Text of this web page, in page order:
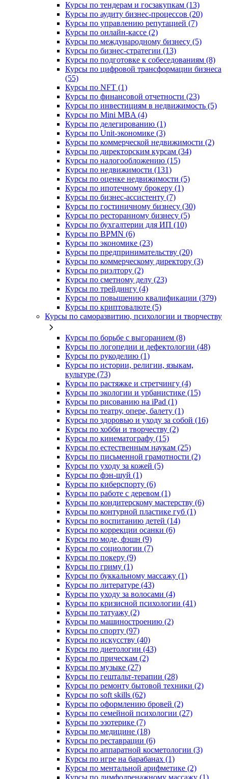
Курсы по тендерам и госзакупкам (13)
Курсы по аудиту бизнес-процессов (20)
Курсы по управлению репутацией (7)
Курсы по онлайн-кассе (2)
Курсы по международному бизнесу (5)
Курсы по бизнес-стратегии (13)
Курсы по подготовке к собеседованиям (8)
Курсы по цифровой трансформации бизнеса
(55)
Курсы по NFT (1)
Курсы по финансовой отчетности (23)
Курсы по инвестициям в недвижимость (5)
Курсы по Mini MBA (4)
Курсы по делегированию (1)
Курсы по Unit-экономике (3)
Курсы по коммерческой недвижимости (2)
Курсы по директорским курсам (34)
Курсы по налогообложению (15)
Курсы по недвижимости (131)
Курсы по оценке недвижимости (5)
Курсы по ипотечному брокеру (1)
Курсы по бизнес-ассистенту (7)
Курсы по гостиничному бизнесу (30)
Курсы по ресторанному бизнесу (5)
Курсы по бухгалтерии для ИП (10)
Курсы по BPMN (6)
Курсы по экономике (23)
Курсы по предпринимательству (20)
Курсы по коммерческому директору (3)
Курсы по риэлтору (2)
Курсы по сметному делу (23)
Курсы по трейдингу (4)
Курсы по повышению квалификации (379)
Курсы по криптовалюте (5)
Курсы по саморазвитию, психологии и творчеству
Курсы по борьбе с выгоранием (8)
Курсы по логопедии и дефектологии (48)
Курсы по рукоделию (1)
Курсы по истории, религии, языкам,
культуре (73)
Курсы по растяжке и стретчингу (4)
Курсы по экологии и урбанистике (15)
Курсы по рисованию на iPad (1)
Курсы по театру, опере, балету (1)
Курсы по здоровью и уходу за собой (16)
Курсы по хобби и творчеству (2)
Курсы по кинематографу (15)
Курсы по естественным наукам (25)
Курсы по письменной грамотности (2)
Курсы по уходу за кожей (5)
Курсы по фэн-шуй (1)
Курсы по киберспорту (6)
Курсы по работе с деревом (1)
Курсы по кондитерскому мастерству (6)
Курсы по контурной пластике губ (1)
Курсы по воспитанию детей (14)
Курсы по коррекции осанки (6)
Курсы по моде, фэшн (9)
Курсы по социологии (7)
Курсы по покеру (9)
Курсы по гриму (1)
Курсы по буккальному массажу (1)
Курсы по литературе (43)
Курсы по уходу за волосами (4)
Курсы по кризисной психологии (41)
Курсы по татуажу (2)
Курсы по машиностроению (2)
Курсы по спорту (97)
Курсы по искусству (40)
Курсы по диетологии (43)
Курсы по прическам (2)
Курсы по музыке (27)
Курсы по гештальт-терапии (28)
Курсы по ремонту бытовой техники (2)
Курсы по soft skills (62)
Курсы по оформлению бровей (2)
Курсы по семейной психологии (27)
Курсы по эзотерике (7)
Курсы по медицине (18)
Курсы по реставрации (6)
Курсы по аппаратной косметологии (3)
Курсы по игре на барабанах (1)
Курсы по ментальной арифметике (2)